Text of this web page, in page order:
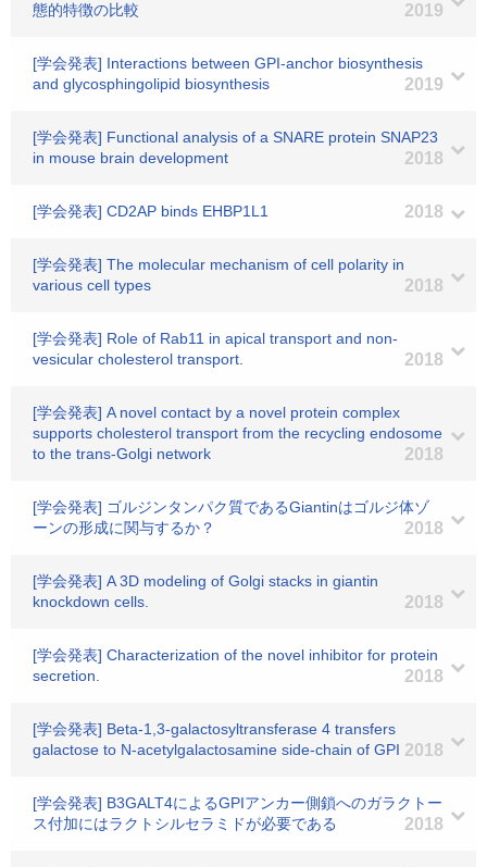
態的特徴の比較
2019
[学会発表] Interactions between GPI-anchor biosynthesis
and glycosphingolipid biosynthesis
2019
[学会発表] Functional analysis of a SNARE protein SNAP23
in mouse brain development
2018
[学会発表] CD2AP binds EHBP1L1 2018
[学会発表] The molecular mechanism of cell polarity in
various cell types
2018
[学会発表] Role of Rab11 in apical transport and non-
vesicular cholesterol transport.
2018
[学会発表] A novel contact by a novel protein complex
supports cholesterol transport from the recycling endosome
to the trans-Golgi network
2018
[学会発表] ゴルジンタンパク質であるGiantinはゴルジ体ゾ
ーンの形成に関与するか？
2018
[学会発表] A 3D modeling of Golgi stacks in giantin
knockdown cells.
2018
[学会発表] Characterization of the novel inhibitor for protein
secretion.
2018
[学会発表] Beta-1,3-galactosyltransferase 4 transfers
galactose to N-acetylgalactosamine side-chain of GPI 2018
[学会発表] B3GALT4によるGPIアンカー側鎖へのガラクトー
ス付加にはラクトシルセラミドが必要である
2018